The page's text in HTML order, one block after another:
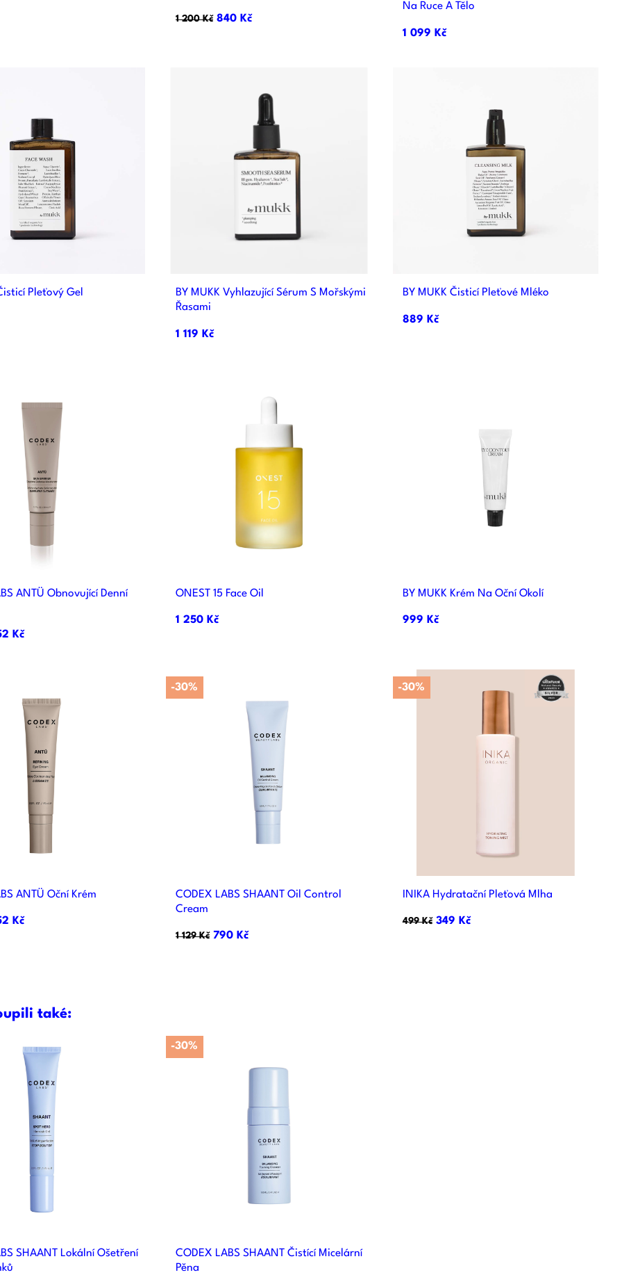
1 200 Kč 840 Kč
Na Ruce A Tělo
1 099 Kč
Rychlý náhled
Pleťový Gel Rychlý náhled
BY MUKK Vyhlazující Sérum S Mořskými
Řasami
1 119 Kč
Rychlý náhled
BY MUKK Čisticí Pleťové Mléko
889 Kč
Rychlý náhled
ANTÜ Obnovující Denní
Kč
Rychlý náhled
ONEST 15 Face Oil
1 250 Kč
Rychlý náhled
BY MUKK Krém Na Oční Okolí
999 Kč
Rychlý náhled
ANTÜ Oční Krém
Kč
 Rychlý náhled
CODEX LABS SHAANT Oil Control
Cream
1 129 Kč 790 Kč
-30%
Rychlý náhled
INIKA Hydratační Pleťová Mlha
499 Kč 349 Kč
-30%
také:
Rychlý náhled
SHAANT Lokální Ošetření
 Rychlý náhled
CODEX LABS SHAANT Čistící Micelární
Pěna
-30%